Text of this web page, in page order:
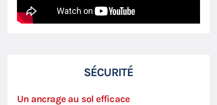
SÉCURITÉ
Un ancrage au sol efficace